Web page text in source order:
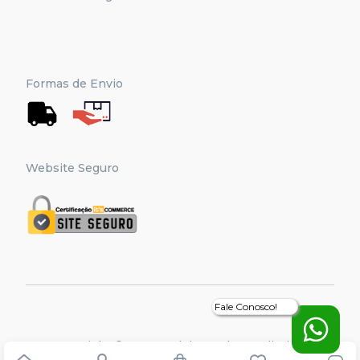
Formas de Envio
Website Seguro
Copyright © Amo Madeira, Todos os direitos
Fale Conosco!